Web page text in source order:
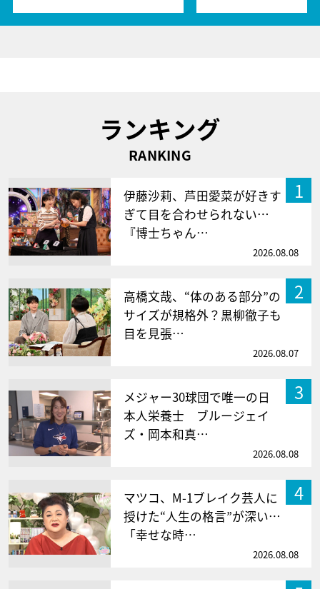
ランキング
RANKING
1
伊藤沙莉、芦田愛菜が好きす
ぎて目を合わせられない…
『博士ちゃん…
2026.08.08
2
高橋文哉、“体のある部分”の
サイズが規格外？黒柳徹子も
目を見張…
2026.08.07
3
メジャー30球団で唯一の日
本人栄養士 ブルージェイ
ズ・岡本和真…
2026.08.08
4
マツコ、M-1ブレイク芸人に
授けた“人生の格言”が深い…
「幸せな時…
2026.08.08